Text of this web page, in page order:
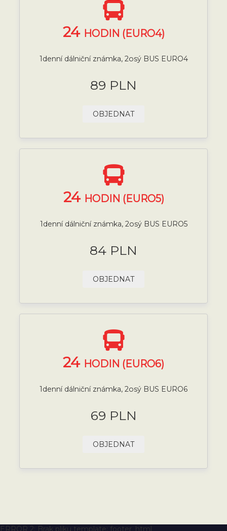
24 HODIN (EURO4)
1denní dálniční známka, 2osý BUS EURO4
89 PLN
OBJEDNAT
24 HODIN (EURO5)
1denní dálniční známka, 2osý BUS EURO5
84 PLN
OBJEDNAT
24 HODIN (EURO6)
1denní dálniční známka, 2osý BUS EURO6
69 PLN
OBJEDNAT
ERROR 2: Brak pliku template: footer_html